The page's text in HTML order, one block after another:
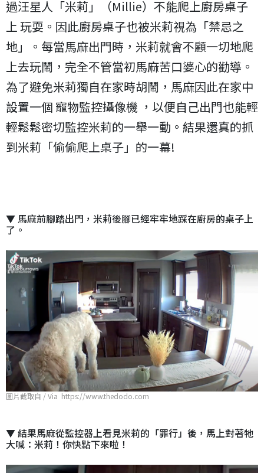
過汪星人「米莉」（Millie）不能爬上廚房桌子
上 玩耍。因此廚房桌子也被米莉視為「禁忌之
地」。每當馬麻出門時，米莉就會不顧一切地爬
上去玩鬧，完全不管當初馬麻苦口婆心的勸導。
為了避免米莉獨自在家時胡鬧，馬麻因此在家中
設置一個 寵物監控攝像機 ，以便自己出門也能輕
輕鬆鬆密切監控米莉的一舉一動。結果還真的抓
到米莉「偷偷爬上桌子」的一幕!
▼ 馬麻前腳踏出門，米莉後腳已經牢牢地踩在廚房的桌子上
了。
圖片截取自 / Via https://www.thedodo.com
▼ 結果馬麻從監控器上看見米莉的「罪行」後，馬上對著牠
大喊：米莉！你快點下來啦！